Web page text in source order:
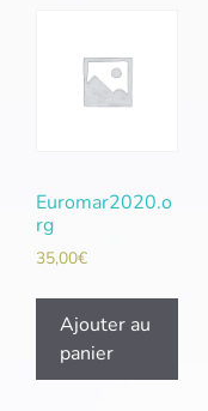
Euromar2020.o
rg
35,00€
Ajouter au
panier